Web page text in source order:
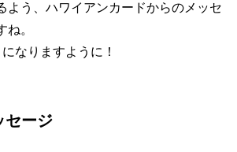
よう、ハワイアンカードからのメッセ
ね。
なりますように！
セージ